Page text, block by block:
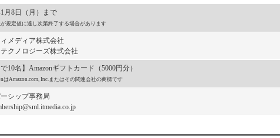
月8日（月）まで
規定値に達し次第終了する場合があります
メディア株式会社
クノロジーズ株式会社
10名】Amazonギフトカード（5000円分）
はAmazon.com, Inc.またはその関連会社の商標です
シップ事務局